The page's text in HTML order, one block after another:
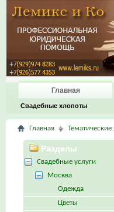
Главная
Свадебные хлопоты
Главная
Разделы
Свадебные услуги
Москва
Одежда
Цветы